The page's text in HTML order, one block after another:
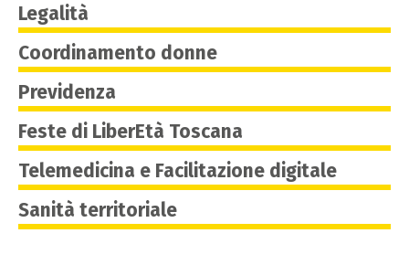
Legalità
Coordinamento donne
Previdenza
Feste di LiberEtà Toscana
Telemedicina e Facilitazione digitale
Sanità territoriale